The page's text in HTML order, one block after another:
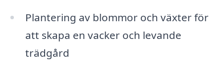
Plantering av blommor och växter för
att skapa en vacker och levande
trädgård